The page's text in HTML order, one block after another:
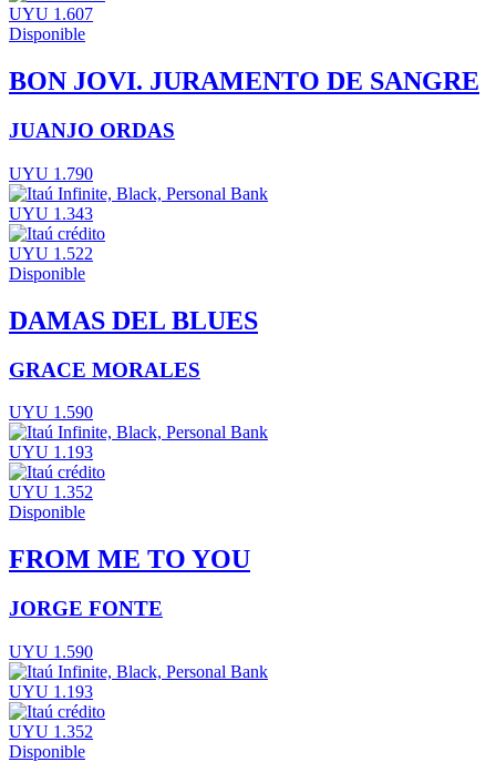
UYU 1.607
Disponible
BON JOVI. JURAMENTO DE SANGRE
JUANJO ORDAS
UYU 1.790
UYU 1.343
UYU 1.522
Disponible
DAMAS DEL BLUES
GRACE MORALES
UYU 1.590
UYU 1.193
UYU 1.352
Disponible
FROM ME TO YOU
JORGE FONTE
UYU 1.590
UYU 1.193
UYU 1.352
Disponible